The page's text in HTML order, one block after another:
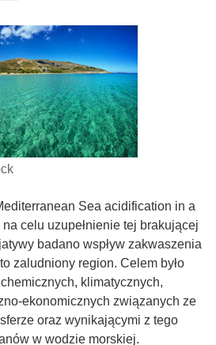
Sea acidification in a
celu uzupełnienie tej brakującej
badano wspływ zakwaszenia
zaludniony region. Celem było
klimatycznych,
ekonomicznych związanych ze
oraz wynikającymi z tego
w wodzie morskiej.